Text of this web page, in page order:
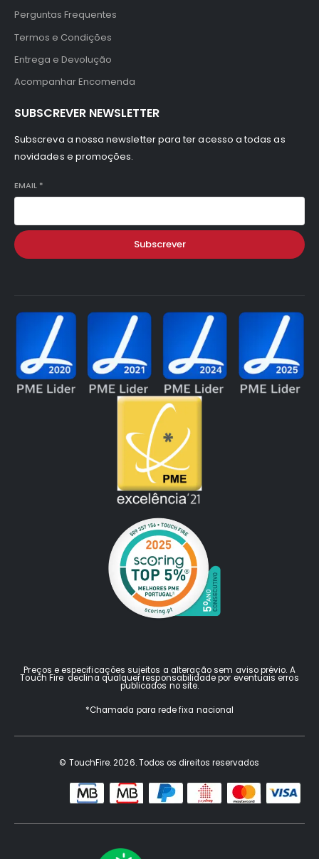
Perguntas Frequentes
Termos e Condições
Entrega e Devolução
Acompanhar Encomenda
SUBSCREVER NEWSLETTER
Subscreva a nossa newsletter para ter acesso a todas as
novidades e promoções.
EMAIL *
Subscrever
Preços e especificações sujeitos a alteração sem aviso prévio. A
Touch Fire declina qualquer responsabilidade por eventuais erros
publicados no site.
*Chamada para rede fixa nacional
© TouchFire. 2026. Todos os direitos reservados